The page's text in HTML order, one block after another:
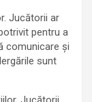
Jucătorii ar
pentru a
comunicare și
sunt